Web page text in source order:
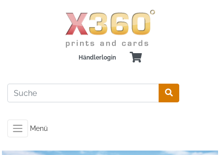
Händlerlogin
Menü